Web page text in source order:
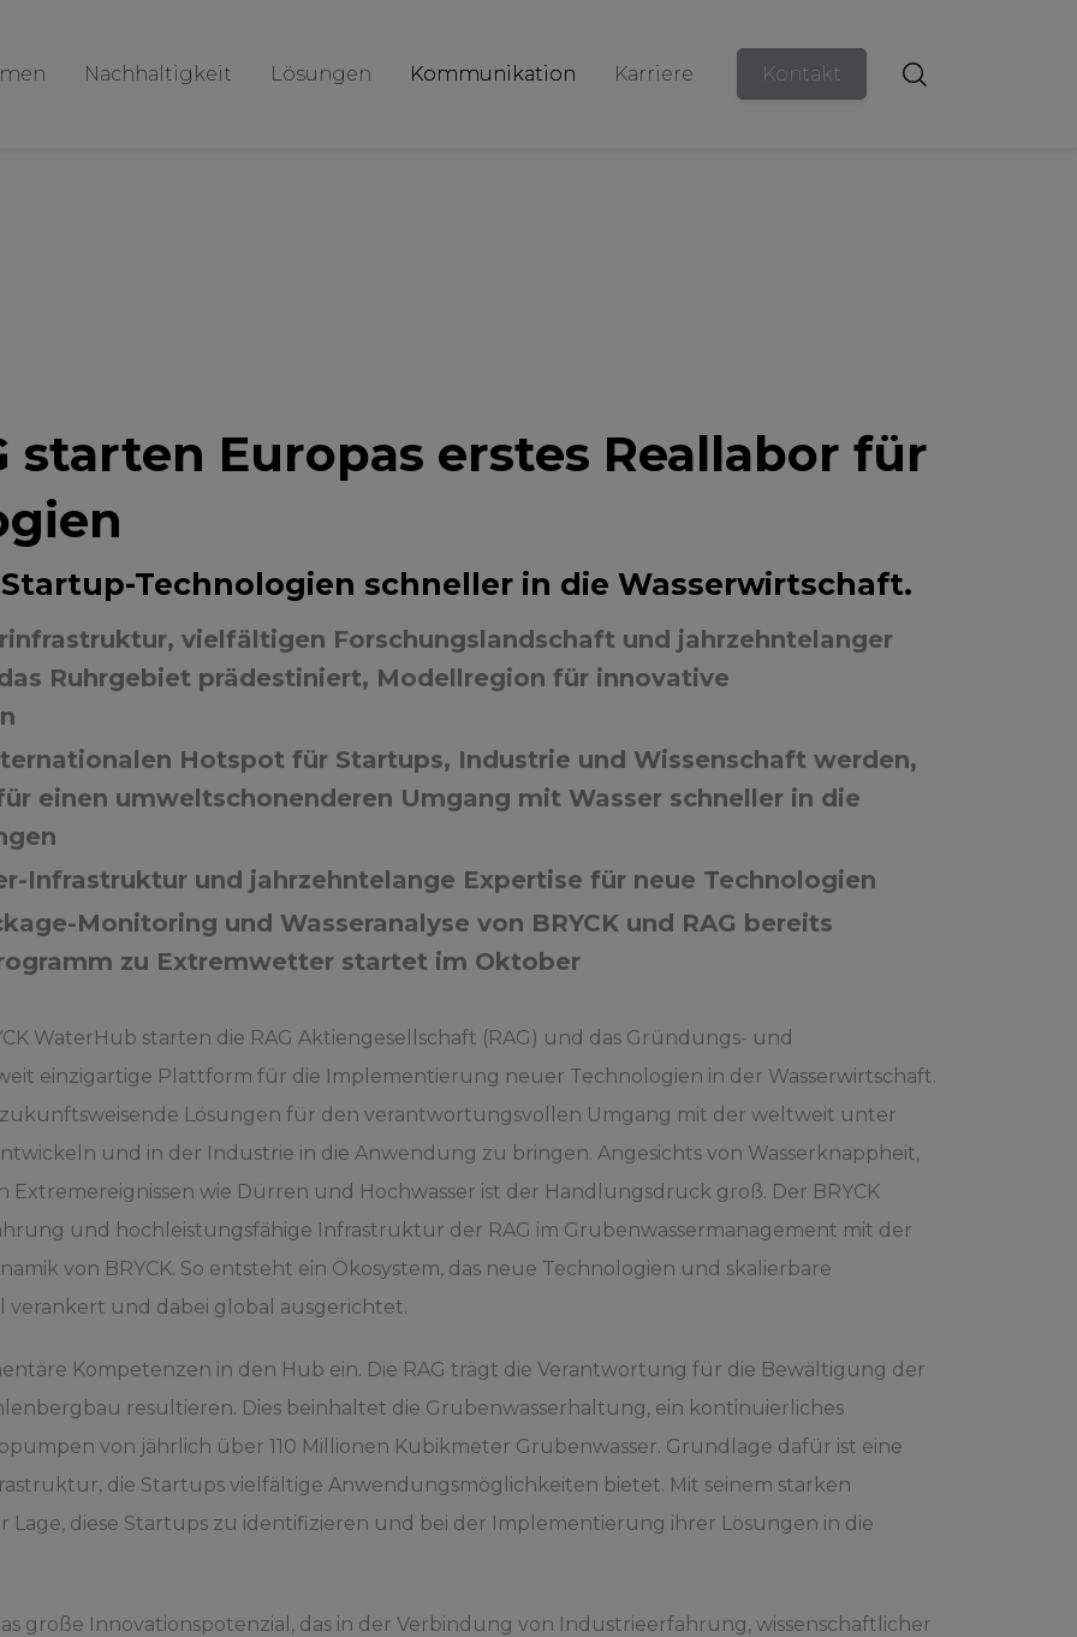
Nachhaltigkeit Lösungen Kommunikation Karriere Kontakt
starten Europas erstes Reallabor für
Technologien schneller in die Wasserwirtschaft.
vielfältigen Forschungslandschaft und jahrzehntelanger
Ruhrgebiet prädestiniert, Modellregion für innovative
Hotspot für Startups, Industrie und Wissenschaft werden,
einen umweltschonenderen Umgang mit Wasser schneller in die
Infrastruktur und jahrzehntelange Expertise für neue Technologien
Monitoring und Wasseranalyse von BRYCK und RAG bereits
zu Extremwetter startet im Oktober
WaterHub starten die RAG Aktiengesellschaft (RAG) und das Gründungs- und
einzigartige Plattform für die Implementierung neuer Technologien in der Wasserwirtschaft.
zukunftsweisende Lösungen für den verantwortungsvollen Umgang mit der weltweit unter
und in der Industrie in die Anwendung zu bringen. Angesichts von Wasserknappheit,
wie Dürren und Hochwasser ist der Handlungsdruck groß. Der BRYCK
und hochleistungsfähige Infrastruktur der RAG im Grubenwassermanagement mit der
von BRYCK. So entsteht ein Ökosystem, das neue Technologien und skalierbare
verankert und dabei global ausgerichtet.
Kompetenzen in den Hub ein. Die RAG trägt die Verantwortung für die Bewältigung der
resultieren. Dies beinhaltet die Grubenwasserhaltung, ein kontinuierliches
von jährlich über 110 Millionen Kubikmeter Grubenwasser. Grundlage dafür ist eine
die Startups vielfältige Anwendungsmöglichkeiten bietet. Mit seinem starken
Lage, diese Startups zu identifizieren und bei der Implementierung ihrer Lösungen in die
große Innovationspotenzial, das in der Verbindung von Industrieerfahrung, wissenschaftlicher